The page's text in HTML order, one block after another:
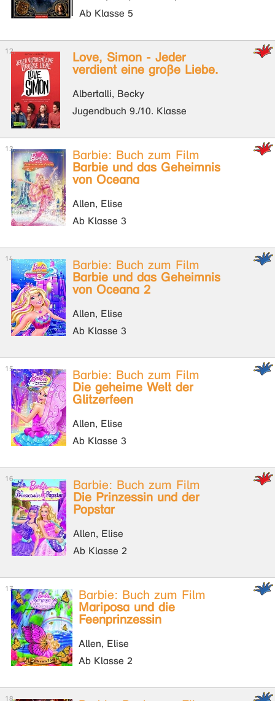
Ab Klasse 5
Love, Simon - Jeder
verdient eine große Liebe.
Albertalli, Becky
Jugendbuch 9./10. Klasse
Barbie: Buch zum Film
Barbie und das Geheimnis
von Oceana
Allen, Elise
Ab Klasse 3
Barbie: Buch zum Film
Barbie und das Geheimnis
von Oceana 2
Allen, Elise
Ab Klasse 3
Barbie: Buch zum Film
Die geheime Welt der
Glitzerfeen
Allen, Elise
Ab Klasse 3
Barbie: Buch zum Film
Die Prinzessin und der
Popstar
Allen, Elise
Ab Klasse 2
Barbie: Buch zum Film
Mariposa und die
Feenprinzessin
Allen, Elise
Ab Klasse 2